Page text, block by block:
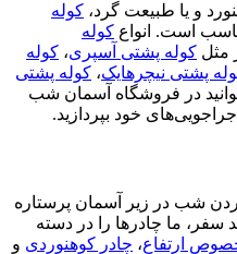
و یا طبیعت گرد، کوله
است. انواع کوله
مثل کوله پشتی آسپری، کوله
پشتی نیچرهایک، کوله پشتی
در فروشگاه آسمان شب
خود بپردازید.
شب در زیر آسمان پرستاره
سفر، ما چادرها را در دسته
ارتفاع، چادر کوهنوردی و